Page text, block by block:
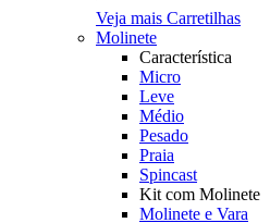
Veja mais Carretilhas
Molinete
Característica
Micro
Leve
Médio
Pesado
Praia
Spincast
Kit com Molinete
Molinete e Vara